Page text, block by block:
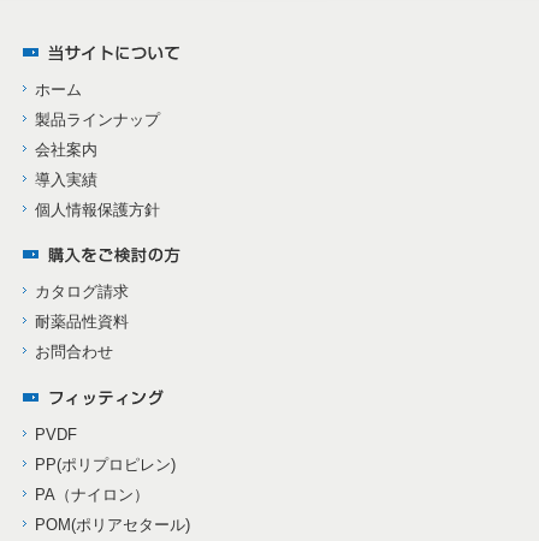
ホーム
製品ラインナップ
会社案内
導入実績
個人情報保護方針
カタログ請求
耐薬品性資料
お問合わせ
PVDF
PP(ポリプロピレン)
PA（ナイロン）
POM(ポリアセタール)